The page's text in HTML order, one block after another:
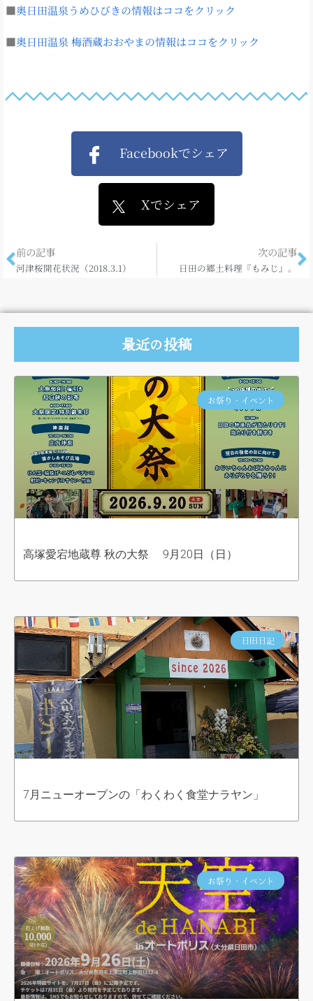
■奥日田温泉うめひびきの情報はココをクリック
■奥日田温泉 梅酒蔵おおやまの情報はココをクリック
Facebookでシェア
Xでシェア
前の記事
河津桜開花状況（2018.3.1）
次の記事
日田の郷土料理『もみじ』。
最近の投稿
お祭り・イベント
高塚愛宕地蔵尊 秋の大祭 9月20日（日）
日田日記
7月ニューオープンの「わくわく食堂ナラヤン」
お祭り・イベント